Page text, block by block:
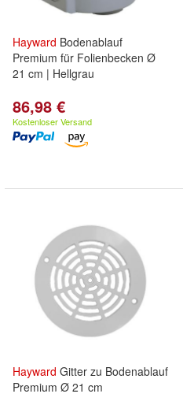
Hayward Bodenablauf
Premium für Folienbecken Ø
21 cm | Hellgrau
86,98 €
Kostenloser Versand
Hayward Gitter zu Bodenablauf
Premium Ø 21 cm